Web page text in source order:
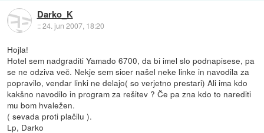
Darko_K
::24. jun 2007, 18:20
Hojla!
Hotel sem nadgraditi Yamado 6700, da bi imel slo podnapisese, pa
se ne odziva več. Nekje sem sicer našel neke linke in navodila za
popravilo, vendar linki ne delajo( so verjetno prestari) Ali ima kdo
kakšno navodilo in program za rešitev ? Če pa zna kdo to narediti
mu bom hvaležen.
( sevada proti plačilu ).
Lp, Darko